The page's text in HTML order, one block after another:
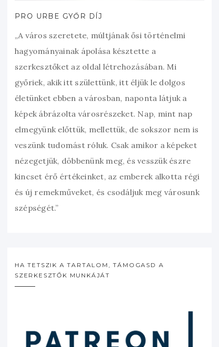
PRO URBE GYŐR DÍJ
„A város szeretete, múltjának ősi történelmi
hagyományainak ápolása késztette a
szerkesztőket az oldal létrehozásában. Mi
győriek, akik itt születtünk, itt éljük le dolgos
életünket ebben a városban, naponta látjuk a
képek ábrázolta városrészeket. Nap, mint nap
elmegyünk előttük, mellettük, de sokszor nem is
veszünk tudomást róluk. Csak amikor a képeket
nézegetjük, döbbenünk meg, és vesszük észre
kincset érő értékeinket, az emberek alkotta régi
és új remekműveket, és csodáljuk meg városunk
szépségét.”
HA TETSZIK A TARTALOM, TÁMOGASD A
SZERKESZTŐK MUNKÁJÁT